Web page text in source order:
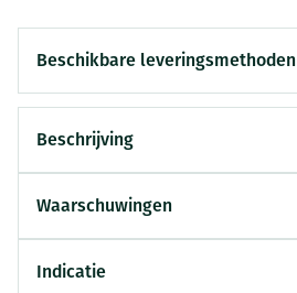
Beschikbare leveringsmethoden
Beschrijving
Waarschuwingen
Indicatie